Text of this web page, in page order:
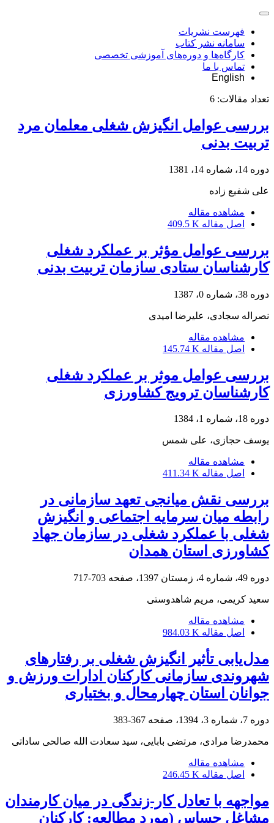
فهرست نشریات
سامانه نشر کتاب
کارگاه‌ها و دوره‌های آموزشی تخصصی
تماس با ما
English
تعداد مقالات: 6
بررسی عوامل انگیزش شغلی معلمان مرد
تربیت بدنی
دوره 14، شماره 14، 1381
علی شفیع زاده
مشاهده مقاله
اصل مقاله 409.5 K
بررسی عوامل مؤثر بر عملکرد شغلی
کارشناسان ستادی سازمان تربیت بدنی
دوره 38، شماره 0، 1387
نصراله سجادی، علیرضا امیدی
مشاهده مقاله
اصل مقاله 145.74 K
بررسی عوامل موثر بر عملکرد شغلی
کارشناسان ترویج کشاورزی
دوره 18، شماره 1، 1384
یوسف حجازی، علی شمس
مشاهده مقاله
اصل مقاله 411.34 K
بررسی نقش میانجی تعهد سازمانی در
رابطه میان سرمایه اجتماعی و انگیزش
شغلی با عملکرد شغلی در سازمان جهاد
کشاورزی استان همدان
دوره 49، شماره 4، زمستان 1397، صفحه 703-717
سعید کریمی، مریم شاهدوستی
مشاهده مقاله
اصل مقاله 984.03 K
مدل‌یابی تأثیر انگیزش شغلی بر رفتارهای
شهروندی سازمانی کارکنان ادارات ورزش و
جوانان استان چهارمحال و بختیاری
دوره 7، شماره 3، 1394، صفحه 367-383
محمدرضا مرادی، مرتضی بابایی، سید سعادت الله صالحی ساداتی
مشاهده مقاله
اصل مقاله 246.45 K
مواجهه با تعادل کار-زندگی در میان کارمندان
مشاغل حساس (مورد مطالعه: کارکنان